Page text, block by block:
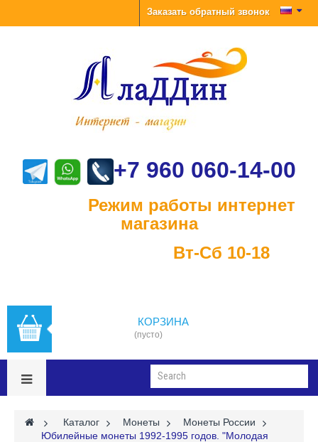
Заказать обратный звонок
+7 960 060-14-00
Режим работы интернет
магазина
Вт-Сб 10-18
КОРЗИНА
(пусто)
> Каталог > Монеты >
Монеты России
Юбилейные монеты 1992-1995 годов. "Молодая